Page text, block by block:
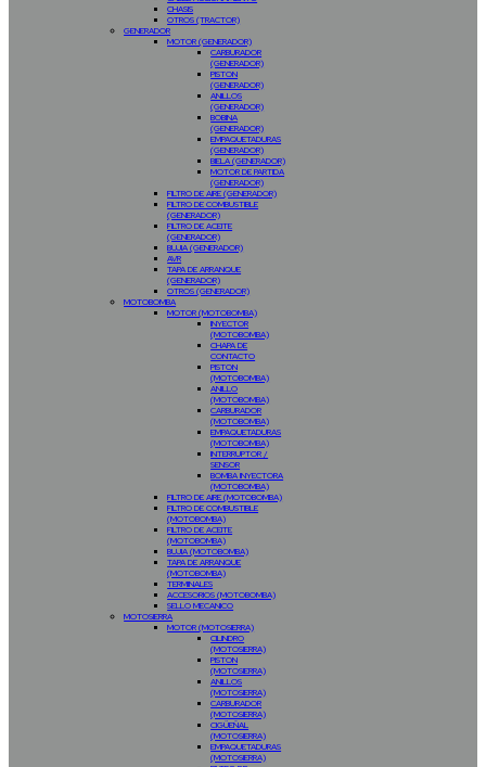
CHASIS
OTROS (TRACTOR)
GENERADOR
MOTOR (GENERADOR)
CARBURADOR
(GENERADOR)
PISTON
(GENERADOR)
ANILLOS
(GENERADOR)
BOBINA
(GENERADOR)
EMPAQUETADURAS
(GENERADOR)
BIELA (GENERADOR)
MOTOR DE PARTIDA
(GENERADOR)
FILTRO DE AIRE (GENERADOR)
FILTRO DE COMBUSTIBLE
(GENERADOR)
FILTRO DE ACEITE
(GENERADOR)
BUJIA (GENERADOR)
AVR
TAPA DE ARRANQUE
(GENERADOR)
OTROS (GENERADOR)
MOTOBOMBA
MOTOR (MOTOBOMBA)
INYECTOR
(MOTOBOMBA)
CHAPA DE
CONTACTO
PISTON
(MOTOBOMBA)
ANILLO
(MOTOBOMBA)
CARBURADOR
(MOTOBOMBA)
EMPAQUETADURAS
(MOTOBOMBA)
INTERRUPTOR /
SENSOR
BOMBA INYECTORA
(MOTOBOMBA)
FILTRO DE AIRE (MOTOBOMBA)
FILTRO DE COMBUSTIBLE
(MOTOBOMBA)
FILTRO DE ACEITE
(MOTOBOMBA)
BUJIA (MOTOBOMBA)
TAPA DE ARRANQUE
(MOTOBOMBA)
TERMINALES
ACCESORIOS (MOTOBOMBA)
SELLO MECANICO
MOTOSIERRA
MOTOR (MOTOSIERRA)
CILINDRO
(MOTOSIERRA)
PISTON
(MOTOSIERRA)
ANILLOS
(MOTOSIERRA)
CARBURADOR
(MOTOSIERRA)
CIGÜEÑAL
(MOTOSIERRA)
EMPAQUETADURAS
(MOTOSIERRA)